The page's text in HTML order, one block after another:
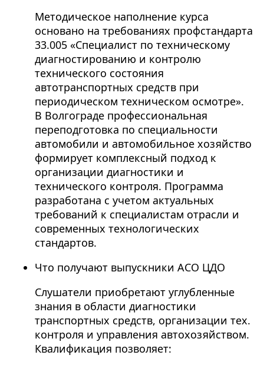
Методическое наполнение курса
основано на требованиях профстандарта
33.005 «Специалист по техническому
диагностированию и контролю
технического состояния
автотранспортных средств при
периодическом техническом осмотре».
В Волгограде профессиональная
переподготовка по специальности
автомобили и автомобильное хозяйство
формирует комплексный подход к
организации диагностики и
технического контроля. Программа
разработана с учетом актуальных
требований к специалистам отрасли и
современных технологических
стандартов.
Что получают выпускники АСО ЦДО
Слушатели приобретают углубленные
знания в области диагностики
транспортных средств, организации тех.
контроля и управления автохозяйством.
Квалификация позволяет: